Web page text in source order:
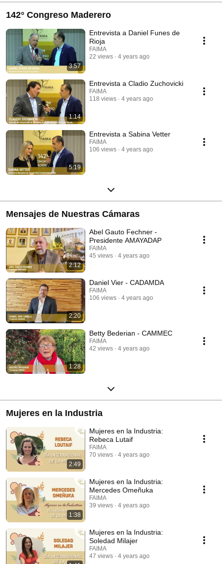
142° Congreso Maderero
3:57
Entrevista a Daniel Funes de
Rioja
FAIMA
22 views
4 years ago
1:14
Entrevista a Cladio Zuchovicki
FAIMA
118 views
4 years ago
5:19
Entrevista a Sabina Vetter
FAIMA
106 views
4 years ago
Mensajes de Nuestras Cámaras
2:12
Abel Gauto Fechner -
Presidente AMAYADAP
FAIMA
45 views
4 years ago
2:20
Daniel Vier - CADAMDA
FAIMA
106 views
4 years ago
1:28
Betty Bederian - CAMMEC
FAIMA
42 views
4 years ago
Mujeres en la Industria
2:49
Mujeres en la Industria:
Rebeca Lutaif
FAIMA
70 views
4 years ago
1:38
Mujeres en la Industria:
Mercedes Omeñuka
FAIMA
39 views
4 years ago
Mujeres en la Industria:
Soledad Milajer
FAIMA
47 views
4 years ago